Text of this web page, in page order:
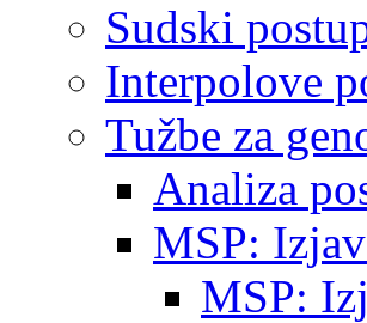
Sudski
Interpolove
Tužbe za
Analiza
MSP:
MSP: